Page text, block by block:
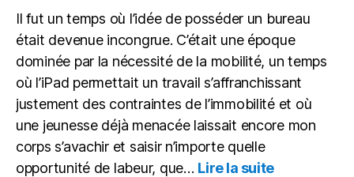
chatGPT
Il fut un temps où l’idée de posséder un bureau
était devenue incongrue. C’était une époque
dominée par la nécessité de la mobilité, un temps
où l’iPad permettait un travail s’affranchissant
justement des contraintes de l’immobilité et où
une jeunesse déjà menacée laissait encore mon
corps s’avachir et saisir n’importe quelle
opportunité de labeur, que… Lire la suite: